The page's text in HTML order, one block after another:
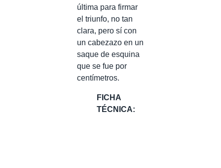
última para firmar
el triunfo, no tan
clara, pero sí con
un cabezazo en un
saque de esquina
que se fue por
centímetros.
FICHA
TÉCNICA: